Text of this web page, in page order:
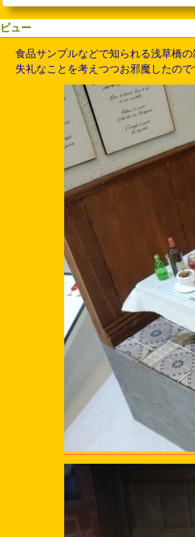
ュー
食品サンプルなどで知られる浅草橋
失礼なことを考えつつお邪魔したの